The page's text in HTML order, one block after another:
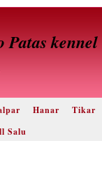
kennel
Hanar
Tikar
Salu